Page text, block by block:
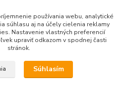
používania webu, analytické
súhlasu aj na účely cielenia reklamy
Nastavenie vlastných preferencií
upraviť odkazom v spodnej časti
stránok.
Súhlasím